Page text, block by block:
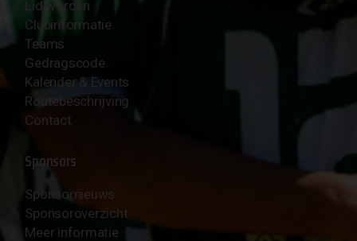
Lid worden
Clubinformatie
Teams
Gedragscode
Kalender & Events
Routebeschrijving
Contact
Sponsors
Sponsornieuws
Sponsoroverzicht
Meer informatie